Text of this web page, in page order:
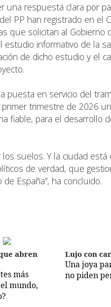
una respuesta clara por
PP han registrado en el
que solicitan al Gobierno
informativo de la
de dicho estudio y el
puesta en servicio del
trimestre de 2026
fiable, para el desarrollo
suelos. Y la ciudad está
de verdad, que
España”, ha concluido.
abren
más
mundo,
Lujo con
Una joya
no piden